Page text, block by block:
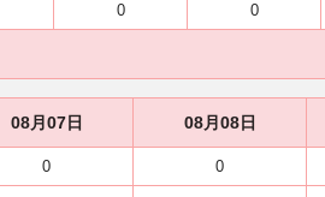
0 0
08月07日 08月08日
0 0